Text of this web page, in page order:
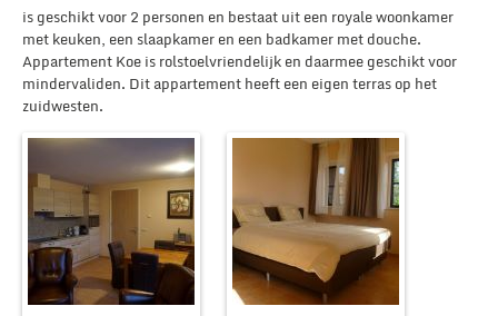
is geschikt voor 2 personen en bestaat uit een royale woonkamer
met keuken, een slaapkamer en een badkamer met douche.
Appartement Koe is rolstoelvriendelijk en daarmee geschikt voor
mindervaliden. Dit appartement heeft een eigen terras op het
zuidwesten.